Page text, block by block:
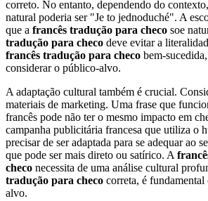
correto. No entanto, dependendo do
natural poderia ser "Je to jednoduché". A
que a francês tradução para checo soe
tradução para checo deve evitar a
francês tradução para checo bem-
considerar o público-alvo.
A adaptação cultural também é crucial.
materiais de marketing. Uma frase que
francês pode não ter o mesmo impacto em
campanha publicitária francesa que utiliza o
precisar de ser adaptada para se adequar ao
que pode ser mais direto ou satírico. A
checo necessita de uma análise cultural
tradução para checo correta, é
alvo.